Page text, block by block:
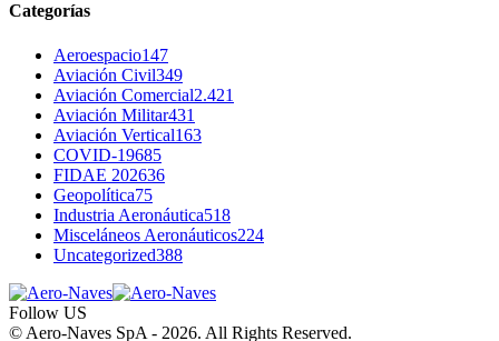
Categorías
Aeroespacio147
Aviación Civil349
Aviación Comercial2.421
Aviación Militar431
Aviación Vertical163
COVID-19685
FIDAE 202636
Geopolítica75
Industria Aeronáutica518
Misceláneos Aeronáuticos224
Uncategorized388
Follow US
© Aero-Naves SpA - 2026. All Rights Reserved.